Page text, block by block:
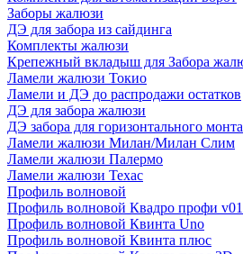
Заборы жалюзи
ДЭ для забора из сайдинга
Комплекты жалюзи
Крепежный вкладыш для Забора
Ламели жалюзи Токио
Ламели и ДЭ до распродажи остатков
ДЭ для забора жалюзи
ДЭ забора для горизонтального
Ламели жалюзи Милан/Милан Слим
Ламели жалюзи Палермо
Ламели жалюзи Техас
Профиль волновой
Профиль волновой Квадро профи
Профиль волновой Квинта Uno
Профиль волновой Квинта плюс